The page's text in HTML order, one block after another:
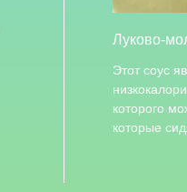
Луково-
Этот соус
которого
которые